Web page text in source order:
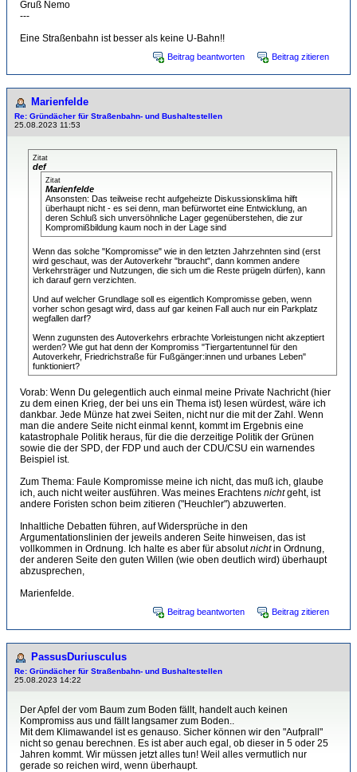
Gruß Nemo
---
Eine Straßenbahn ist besser als keine U-Bahn!!
Beitrag beantworten Beitrag zitieren
Marienfelde
Re: Gründächer für Straßenbahn- und Bushaltestellen
25.08.2023 11:53
Zitat
def
Zitat
Marienfelde
Ansonsten: Das teilweise recht aufgeheizte Diskussionsklima hilft
überhaupt nicht - es sei denn, man befürwortet eine Entwicklung, an
deren Schluß sich unversöhnliche Lager gegenüberstehen, die zur
Kompromißbildung kaum noch in der Lage sind
Wenn das solche "Kompromisse" wie in den letzten Jahrzehnten sind (erst
wird geschaut, was der Autoverkehr "braucht", dann kommen andere
Verkehrsträger und Nutzungen, die sich um die Reste prügeln dürfen), kann
ich darauf gern verzichten.
Und auf welcher Grundlage soll es eigentlich Kompromisse geben, wenn
vorher schon gesagt wird, dass auf gar keinen Fall auch nur ein Parkplatz
wegfallen darf?
Wenn zugunsten des Autoverkehrs erbrachte Vorleistungen nicht akzeptiert
werden? Wie gut hat denn der Kompromiss "Tiergartentunnel für den
Autoverkehr, Friedrichstraße für Fußgänger:innen und urbanes Leben"
funktioniert?
Vorab: Wenn Du gelegentlich auch einmal meine Private Nachricht (hier
zu dem einen Krieg, der bei uns ein Thema ist) lesen würdest, wäre ich
dankbar. Jede Münze hat zwei Seiten, nicht nur die mit der Zahl. Wenn
man die andere Seite nicht einmal kennt, kommt im Ergebnis eine
katastrophale Politik heraus, für die die derzeitige Politik der Grünen
sowie die der SPD, der FDP und auch der CDU/CSU ein warnendes
Beispiel ist.
Zum Thema: Faule Kompromisse meine ich nicht, das muß ich, glaube
ich, auch nicht weiter ausführen. Was meines Erachtens nichtgeht, ist
andere Foristen schon beim zitieren ("Heuchler") abzuwerten.
Inhaltliche Debatten führen, auf Widersprüche in den
Argumentationslinien der jeweils anderen Seite hinweisen, das ist
vollkommen in Ordnung. Ich halte es aber für absolutnichtin Ordnung,
der anderen Seite den guten Willen (wie oben deutlich wird) überhaupt
abzusprechen,
Marienfelde.
Beitrag beantworten Beitrag zitieren
PassusDuriusculus
Re: Gründächer für Straßenbahn- und Bushaltestellen
25.08.2023 14:22
Der Apfel der vom Baum zum Boden fällt, handelt auch keinen
Kompromiss aus und fällt langsamer zum Boden..
Mit dem Klimawandel ist es genauso. Sicher können wir den "Aufprall"
nicht so genau berechnen. Es ist aber auch egal, ob dieser in 5 oder 25
Jahren kommt. Wir müssen jetzt alles tun! Weil alles vermutlich nur
gerade so reichen wird, wenn überhaupt.